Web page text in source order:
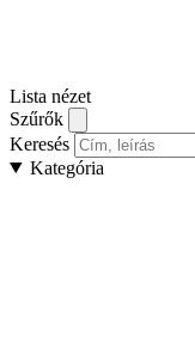
Lista nézet
Szűrők
Keresés
Kategória